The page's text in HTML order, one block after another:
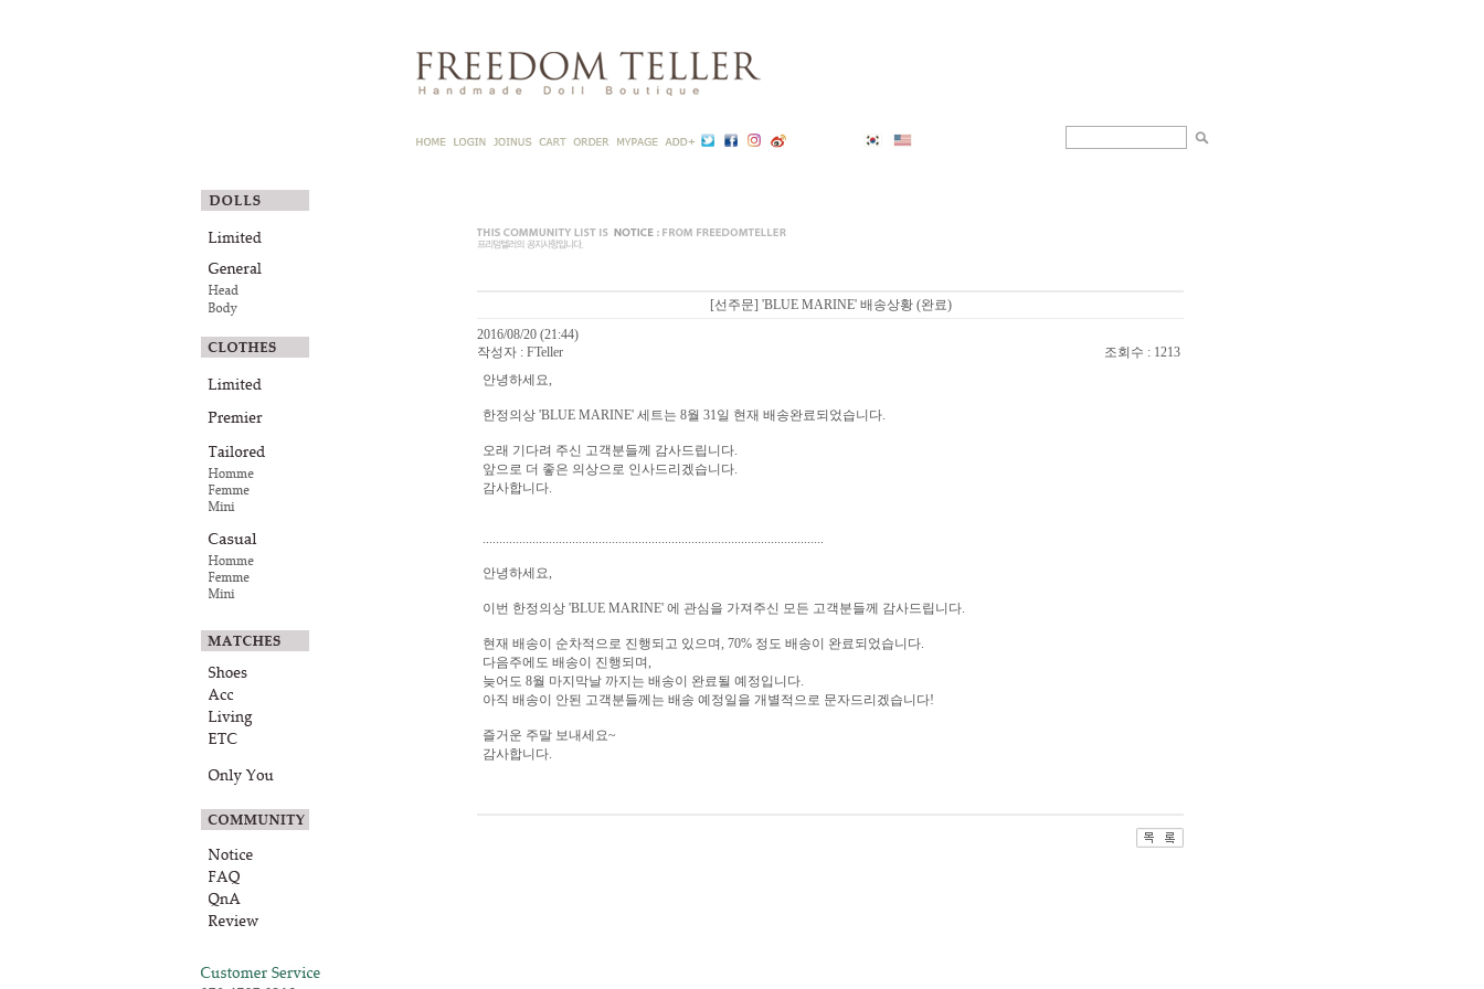
[선주문] 'BLUE MARINE' 배송상황 (완료)
2016/08/20 (21:44)
작성자 : FTeller
조회수 : 1213
안녕하세요,
한정의상 'BLUE MARINE' 세트는 8월 31일 현재 배송완료되었습니다.
오래 기다려 주신 고객분들께 감사드립니다.
앞으로 더 좋은 의상으로 인사드리겠습니다.
감사합니다.
.......................................................................................................
안녕하세요,
이번 한정의상 'BLUE MARINE' 에 관심을 가져주신 모든 고객분들께 감사드립니다.
현재 배송이 순차적으로 진행되고 있으며, 70% 정도 배송이 완료되었습니다.
다음주에도 배송이 진행되며,
늦어도 8월 마지막날 까지는 배송이 완료될 예정입니다.
아직 배송이 안된 고객분들께는 배송 예정일을 개별적으로 문자드리겠습니다!
즐거운 주말 보내세요~
감사합니다.